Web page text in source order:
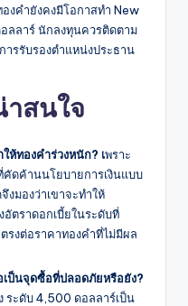
งคำยังคงมีโอกาสทำ New
ลลาร์ นักลงทุนควรติดตาม
รรับรองตำแหน่งประธาน
สนใจ
ห้ทองคำร่วงหนัก? เพราะ
คัดค้านนโยบายการเงินแบบ
มองว่าเขาจะทำให้
ตราดอกเบี้ยในระดับที่
รงต่อราคาทองคำที่ไม่มีผล
ป็นจุดซื้อที่ปลอดภัยหรือยัง?
ระดับ 4,500 ดอลลาร์เป็น